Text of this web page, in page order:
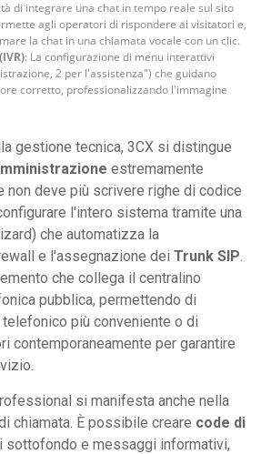
di integrare una chat in tempo reale sul sito
agli operatori di rispondere ai visitatori e,
la chat in una chiamata vocale con un clic.
: La configurazione di menu interattivi
2 per l'assistenza") che guidano
corretto, professionalizzando l'immagine
gestione tecnica, 3CX si distingue
estremamente
non deve più scrivere righe di codice
l'intero sistema tramite una
che automatizza la
e l'assegnazione dei Trunk SIP.
che collega il centralino
pubblica, permettendo di
più conveniente o di
contemporaneamente per garantire
si manifesta anche nella
chiamata. È possibile creare code di
sottofondo e messaggi informativi,